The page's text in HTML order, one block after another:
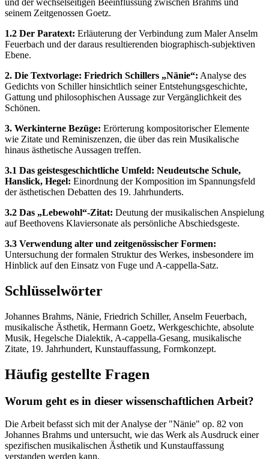
und der wechselseitigen Beeinflussung zwischen Brahms und
seinem Zeitgenossen Goetz.
1.2 Der Paratext: Erläuterung der Verbindung zum Maler Anselm
Feuerbach und der daraus resultierenden biographisch-subjektiven
Ebene.
2. Die Textvorlage: Friedrich Schillers „Nänie“: Analyse des
Gedichts von Schiller hinsichtlich seiner Entstehungsgeschichte,
Gattung und philosophischen Aussage zur Vergänglichkeit des
Schönen.
3. Werkinterne Bezüge: Erörterung kompositorischer Elemente
wie Zitate und Reminiszenzen, die über das rein Musikalische
hinaus ästhetische Aussagen treffen.
3.1 Das geistesgeschichtliche Umfeld: Neudeutsche Schule,
Hanslick, Hegel: Einordnung der Komposition im Spannungsfeld
der ästhetischen Debatten des 19. Jahrhunderts.
3.2 Das „Lebewohl“-Zitat: Deutung der musikalischen Anspielung
auf Beethovens Klaviersonate als persönliche Abschiedsgeste.
3.3 Verwendung alter und zeitgenössischer Formen:
Untersuchung der formalen Struktur des Werkes, insbesondere im
Hinblick auf den Einsatz von Fuge und A-cappella-Satz.
Schlüsselwörter
Johannes Brahms, Nänie, Friedrich Schiller, Anselm Feuerbach,
musikalische Ästhetik, Hermann Goetz, Werkgeschichte, absolute
Musik, Hegelsche Dialektik, A-cappella-Gesang, musikalische
Zitate, 19. Jahrhundert, Kunstauffassung, Formkonzept.
Häufig gestellte Fragen
Worum geht es in dieser wissenschaftlichen Arbeit?
Die Arbeit befasst sich mit der Analyse der "Nänie" op. 82 von
Johannes Brahms und untersucht, wie das Werk als Ausdruck einer
spezifischen musikalischen Ästhetik und Kunstauffassung
verstanden werden kann.